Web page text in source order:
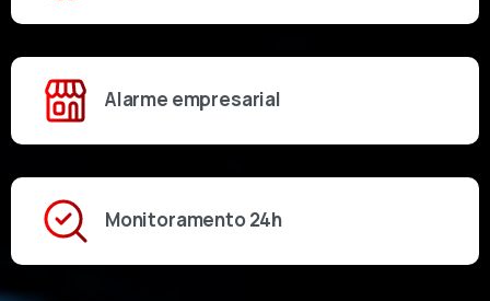
Alarme empresarial
Monitoramento 24h